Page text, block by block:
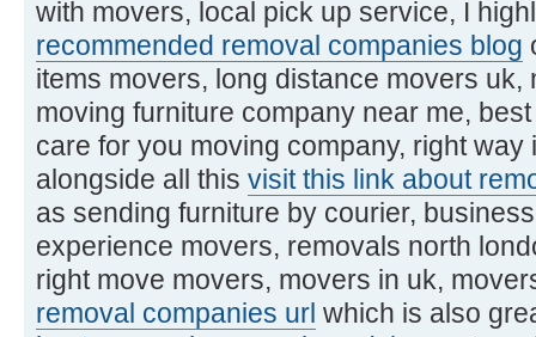
with movers, local pick up service, I
recommended removal companies blog
items movers, long distance movers uk,
moving furniture company near me,
care for you moving company, right way
alongside all this visit this link about
as sending furniture by courier,
experience movers, removals north
right move movers, movers in uk,
removal companies url which is also